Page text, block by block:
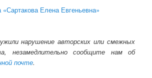
«Сартакова Елена Евгеньевна»
нарушение авторских или смежных
незамедлительно сообщите нам об
почте.